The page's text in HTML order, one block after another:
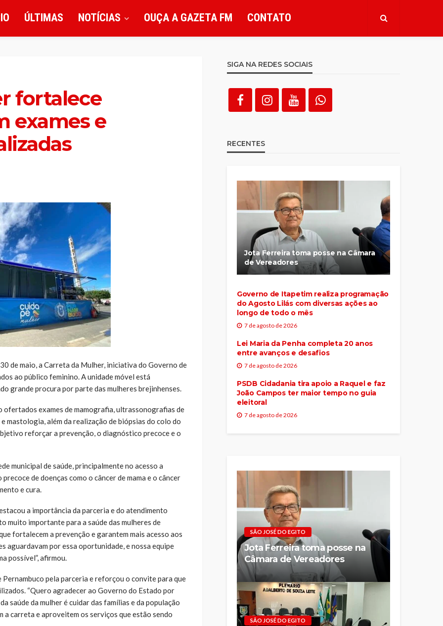
ÚLTIMAS NOTÍCIAS OUÇA A GAZETA FM CONTATO
fortalece
exames e
de maio, a Carreta da Mulher, iniciativa do Governo de
ao público feminino. A unidade móvel está
grande procura por parte das mulheres brejinhenses.
ofertados exames de mamografia, ultrassonografias de
mastologia, além da realização de biópsias do colo do
reforçar a prevenção, o diagnóstico precoce e o
municipal de saúde, principalmente no acesso a
de doenças como o câncer de mama e o câncer
e cura.
a importância da parceria e do atendimento
muito importante para a saúde das mulheres de
fortalecem a prevenção e garantem mais acesso aos
aguardavam por essa oportunidade, e nossa equipe
possível”, afirmou.
pela parceria e reforçou o convite para que
“Quero agradecer ao Governo do Estado por
saúde da mulher é cuidar das famílias e da população
a carreta e aproveitem os serviços que estão sendo
SIGA NA REDES SOCIAIS
RECENTES
Jota Ferreira toma posse na Câmara
de Vereadores
Governo de Itapetim realiza programação
do Agosto Lilás com diversas ações ao
longo de todo o mês
7 de agosto de 2026
Lei Maria da Penha completa 20 anos
entre avanços e desafios
7 de agosto de 2026
PSDB Cidadania tira apoio a Raquel e faz
João Campos ter maior tempo no guia
eleitoral
7 de agosto de 2026
SÃO JOSÉ DO EGITO
Jota Ferreira toma posse na
Câmara de Vereadores
SÃO JOSÉ DO EGITO